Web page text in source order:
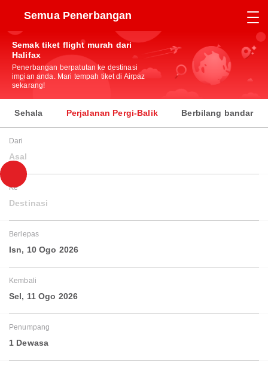
Semua Penerbangan
Semak tiket flight murah dari
Halifax
Penerbangan berpatutan ke destinasi
impian anda. Mari tempah tiket di Airpaz
sekarang!
Sehala Perjalanan Pergi-Balik Berbilang bandar
Dari
Asal
Ke
Destinasi
Berlepas
Isn, 10 Ogo 2026
Kembali
Sel, 11 Ogo 2026
Penumpang
1 Dewasa